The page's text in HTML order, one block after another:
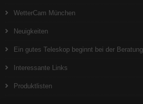
WetterCam München
Neuigkeiten
Ein gutes Teleskop beginnt bei der Beratung
Interessante Links
Produktlisten